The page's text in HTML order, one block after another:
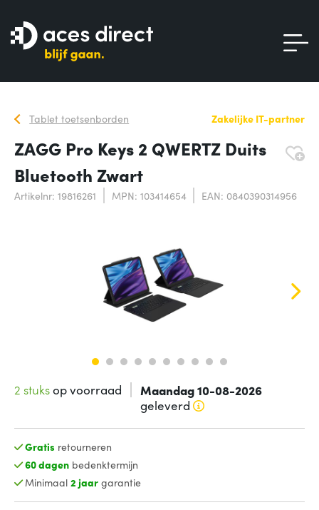
Tablet toetsenborden Zakelijke IT-partner
ZAGG Pro Keys 2 QWERTZ Duits
Bluetooth Zwart
Artikelnr: 19816261 MPN: 103414654 EAN: 0840390314956
2 stuksop voorraad Maandag 10-08-2026
geleverd
Gratis retourneren
60 dagenbedenktermijn
Minimaal 2 jaargarantie